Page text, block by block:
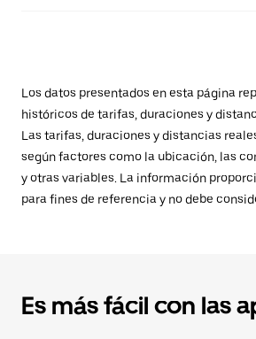
Los datos presentados en esta página
históricos de tarifas, duraciones y
Las tarifas, duraciones y distancias
según factores como la ubicación, las
y otras variables. La información
para fines de referencia y no debe
Es más fácil con las